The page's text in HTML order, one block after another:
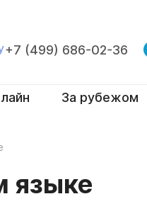
+7 (499) 686-02-36
За рубежом
языке